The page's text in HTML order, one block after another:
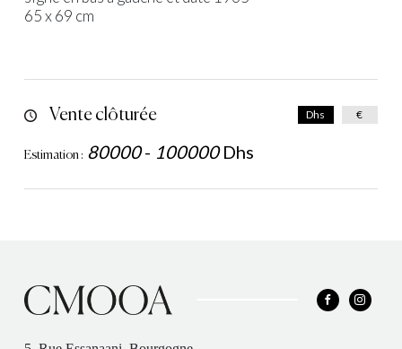
65 x 69 cm
Vente clôturée
Estimation : 80000- 100000 Dhs
Dhs €